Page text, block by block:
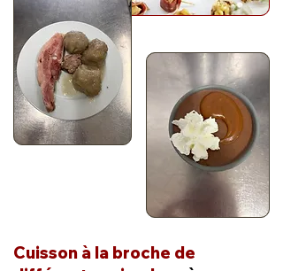
Cuisson à la broche de